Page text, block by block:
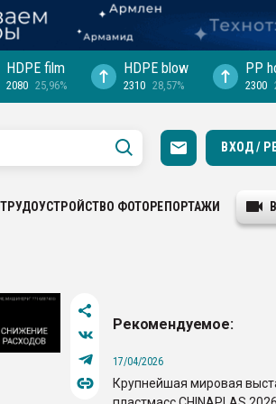
HDPE film
2080 25,96%
HDPE blow
2310 28,57%
PP
2300
ВХОД /
ТРУДОУСТРОЙСТВО ФОТОРЕПОРТАЖИ
Рекомендуемое:
17/04/2026
Крупнейшая мировая